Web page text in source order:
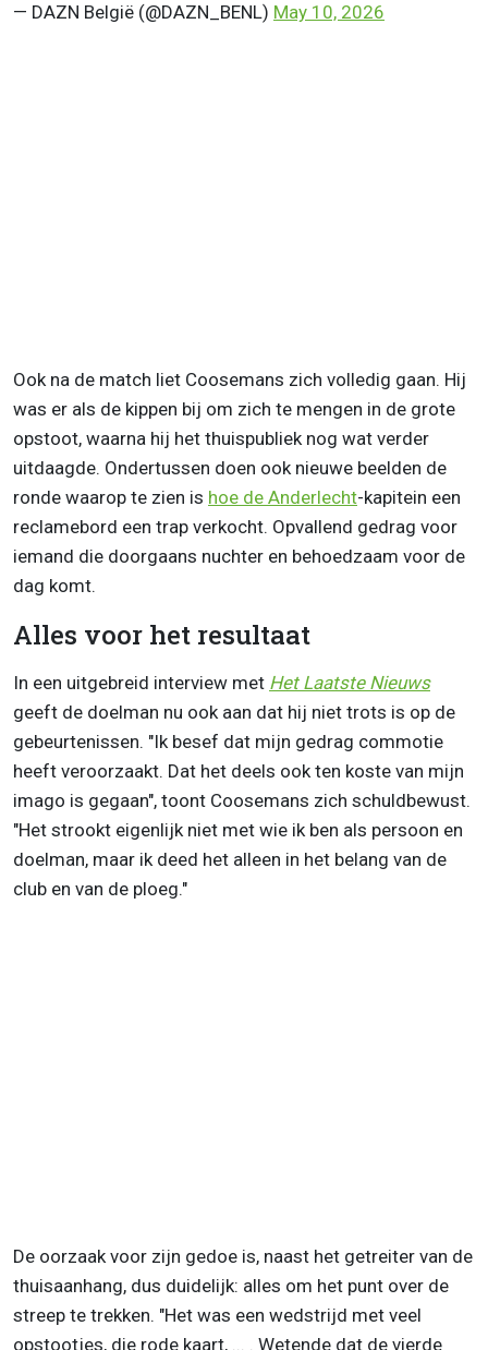
— DAZN België (@DAZN_BENL) May 10, 2026
Ook na de match liet Coosemans zich volledig gaan. Hij
was er als de kippen bij om zich te mengen in de grote
opstoot, waarna hij het thuispubliek nog wat verder
uitdaagde. Ondertussen doen ook nieuwe beelden de
ronde waarop te zien is hoe de Anderlecht-kapitein een
reclamebord een trap verkocht. Opvallend gedrag voor
iemand die doorgaans nuchter en behoedzaam voor de
dag komt.
Alles voor het resultaat
In een uitgebreid interview met Het Laatste Nieuws
geeft de doelman nu ook aan dat hij niet trots is op de
gebeurtenissen. "Ik besef dat mijn gedrag commotie
heeft veroorzaakt. Dat het deels ook ten koste van mijn
imago is gegaan", toont Coosemans zich schuldbewust.
"Het strookt eigenlijk niet met wie ik ben als persoon en
doelman, maar ik deed het alleen in het belang van de
club en van de ploeg."
De oorzaak voor zijn gedoe is, naast het getreiter van de
thuisaanhang, dus duidelijk: alles om het punt over de
streep te trekken. "Het was een wedstrijd met veel
opstootjes, die rode kaart, ... . Wetende dat de vierde